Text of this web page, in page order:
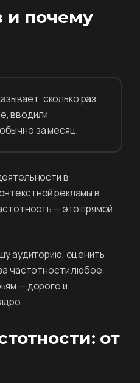
и почему
сколько раз
вводили
за месяц.
в
рекламы в
— это прямой
аудиторию, оценить
частотности любое
— дорого и
от